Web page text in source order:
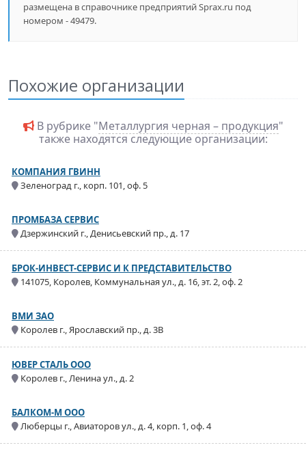
размещена в справочнике предприятий Sprax.ru под
номером - 49479.
Похожие организации
В рубрике "Металлургия черная – продукция"
также находятся следующие организации:
КОМПАНИЯ ГВИНН
Зеленоград г., корп. 101, оф. 5
ПРОМБАЗА СЕРВИС
Дзержинский г., Денисьевский пр., д. 17
БРОК-ИНВЕСТ-СЕРВИС И К ПРЕДСТАВИТЕЛЬСТВО
141075, Королев, Коммунальная ул., д. 16, эт. 2, оф. 2
ВМИ ЗАО
Королев г., Ярославский пр., д. 3В
ЮВЕР СТАЛЬ ООО
Королев г., Ленина ул., д. 2
БАЛКОМ-М ООО
Люберцы г., Авиаторов ул., д. 4, корп. 1, оф. 4